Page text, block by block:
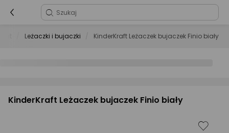
Leżaczki i bujaczki KinderKraft Leżaczek bujaczek Finio biały
KinderKraft Leżaczek bujaczek Finio biały